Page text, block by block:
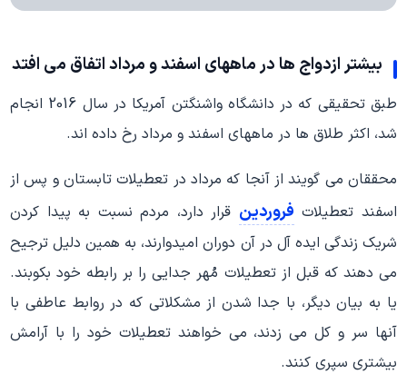
بیشتر ازدواج ها در ماههای اسفند و مرداد اتفاق می افتد
طبق تحقیقی که در دانشگاه واشنگتن آمریکا در سال 2016 انجام
شد، اکثر طلاق ها در ماههای اسفند و مرداد رخ داده اند.
محققان می گویند از آنجا که مرداد در تعطیلات تابستان و پس از
اسفند تعطیلات فروردین قرار دارد، مردم نسبت به پیدا کردن
شریک زندگی ایده آل در آن دوران امیدوارند، به همین دلیل ترجیح
می دهند که قبل از تعطیلات مُهر جدایی را بر رابطه خود بکوبند.
یا به بیان دیگر، با جدا شدن از مشکلاتی که در روابط عاطفی با
آنها سر و کل می زدند، می خواهند تعطیلات خود را با آرامش
بیشتری سپری کنند.